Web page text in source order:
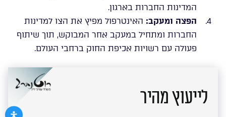
המדינות החברות בארגון.
הפצה ומעקב: האינטרפול מפיץ את הצו למדינות
החברות ומתחיל במעקב אחר המבוקש, תוך שיתוף
פעולה עם רשויות אכיפת החוק ברחבי העולם.
לייעוץ מהיר